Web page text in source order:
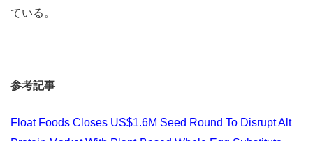
ている。
参考記事
Float Foods Closes US$1.6M Seed Round To Disrupt Alt